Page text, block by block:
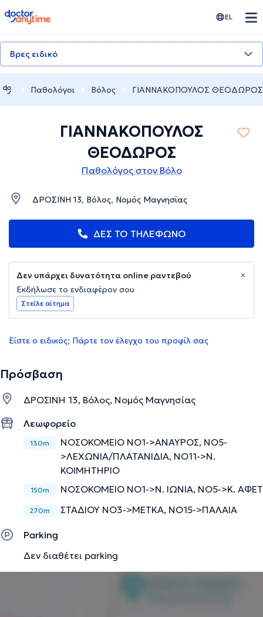
doctoranytime EL
Βρες ειδικό
Παθολόγοι Βόλος ΓΙΑΝΝΑΚΟΠΟΥΛΟΣ ΘΕΟΔΩΡΟΣ
ΓΙΑΝΝΑΚΟΠΟΥΛΟΣ
ΘΕΟΔΩΡΟΣ
Παθολόγος στον Βόλο
ΔΡΟΣΙΝΗ 13, Βόλος, Νομός Μαγνησίας
ΔΕΣ ΤΟ ΤΗΛΕΦΩΝΟ
Δεν υπάρχει δυνατότητα online ραντεβού
Εκδήλωσε το ενδιαφέρον σου
Στείλε αίτημα
Είστε ο ειδικός; Πάρτε τον έλεγχο του προφίλ σας
Πρόσβαση
ΔΡΟΣΙΝΗ 13, Βόλος, Νομός Μαγνησίας
Λεωφορείο
130m
ΝΟΣΟΚΟΜΕΙΟ ΝΟ1->ΑΝΑΥΡΟΣ, ΝΟ5-
>ΛΕΧΩΝΙΑ/ΠΛΑΤΑΝΙΔΙΑ, ΝΟ11->Ν.
ΚΟΙΜΗΤΗΡΙΟ
150m ΝΟΣΟΚΟΜΕΙΟ ΝΟ1->Ν. ΙΩΝΙΑ, ΝΟ5->Κ. ΑΦΕΤ
270m ΣΤΑΔΙΟΥ NΟ3->METKA, ΝΟ15->ΠΑΛΑΙΑ
Parking
Δεν διαθέτει parking